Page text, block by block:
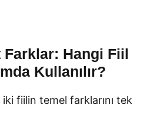
Farklar: Hangi Fiil
Kullanılır?
fiilin temel farklarını tek